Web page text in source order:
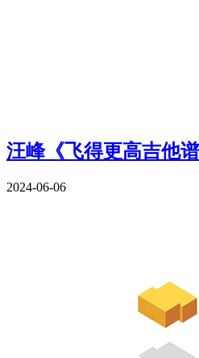
汪峰《飞得更高吉他
2024-06-06